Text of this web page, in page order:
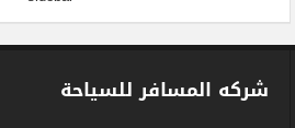
شركه المسافر للسياحة